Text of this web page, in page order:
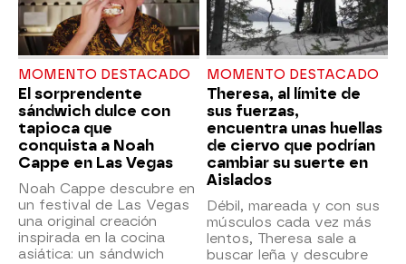
MOMENTO DESTACADO
El sorprendente
sándwich dulce con
tapioca que
conquista a Noah
Cappe en Las Vegas
Noah Cappe descubre en
un festival de Las Vegas
una original creación
inspirada en la cocina
asiática: un sándwich
MOMENTO DESTACADO
Theresa, al límite de
sus fuerzas,
encuentra unas huellas
de ciervo que podrían
cambiar su suerte en
Aislados
Débil, mareada y con sus
músculos cada vez más
lentos, Theresa sale a
buscar leña y descubre